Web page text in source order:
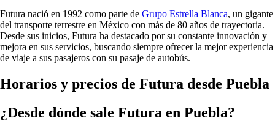
Futura nació en 1992 como parte de Grupo Estrella Blanca, un gigante
del transporte terrestre en México con más de 80 años de trayectoria.
Desde sus inicios, Futura ha destacado por su constante innovación y
mejora en sus servicios, buscando siempre ofrecer la mejor experiencia
de viaje a sus pasajeros con su pasaje de autobús.
Horarios y precios de Futura desde Puebla
¿Desde dónde sale Futura en Puebla?